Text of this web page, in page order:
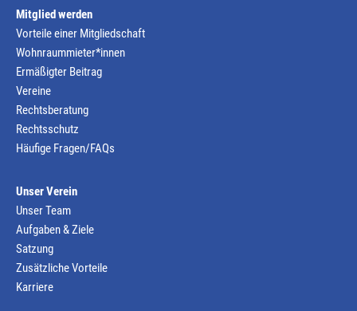
Mitglied werden
Vorteile einer Mitgliedschaft
Wohnraummieter*innen
Ermäßigter Beitrag
Vereine
Rechtsberatung
Rechtsschutz
Häufige Fragen/FAQs
Unser Verein
Unser Team
Aufgaben & Ziele
Satzung
Zusätzliche Vorteile
Karriere